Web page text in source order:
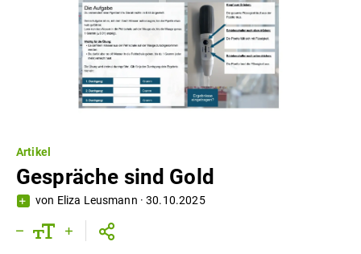
Artikel
Gespräche sind Gold
von Eliza Leusmann ·30.10.2025